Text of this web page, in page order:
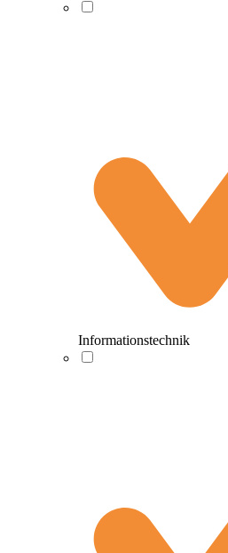
Informationstechnik